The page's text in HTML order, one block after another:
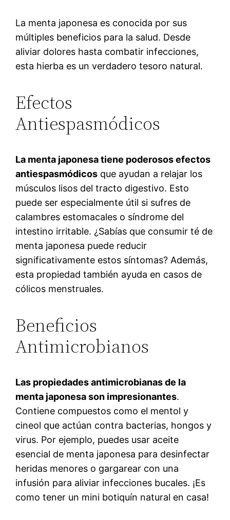
La menta japonesa es conocida por sus
múltiples beneficios para la salud. Desde
aliviar dolores hasta combatir infecciones,
esta hierba es un verdadero tesoro natural.
Efectos
Antiespasmódicos
La menta japonesa tiene poderosos efectos
antiespasmódicos que ayudan a relajar los
músculos lisos del tracto digestivo. Esto
puede ser especialmente útil si sufres de
calambres estomacales o síndrome del
intestino irritable. ¿Sabías que consumir té de
menta japonesa puede reducir
significativamente estos síntomas? Además,
esta propiedad también ayuda en casos de
cólicos menstruales.
Beneficios
Antimicrobianos
Las propiedades antimicrobianas de la
menta japonesa son impresionantes.
Contiene compuestos como el mentol y
cineol que actúan contra bacterias, hongos y
virus. Por ejemplo, puedes usar aceite
esencial de menta japonesa para desinfectar
heridas menores o gargarear con una
infusión para aliviar infecciones bucales. ¡Es
como tener un mini botiquín natural en casa!